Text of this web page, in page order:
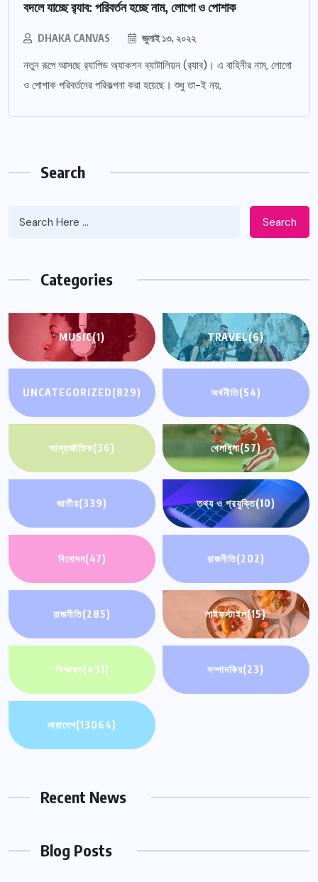
বদলে যাচ্ছে র‌্যাব: পরিবর্তন হচ্ছে নাম, লোগো ও পোশাক
DHAKA CANVAS জুলাই ১৩, ২০২২
নতুন রূপে আসছে র‌্যাপিড অ্যাকশন ব্যাটালিয়ন (র‌্যাব)। এ বাহিনীর নাম, লোগো
ও পোশাক পরিবর্তনের পরিকল্পনা করা হয়েছে। শুধু তা-ই নয়,
Search
Search
Categories
MUSIC(1) TRAVEL(6)
UNCATEGORIZED(829) অর্থনীতি(54)
আন্তর্জাতিক(36) খেলাধুলা(57)
জাতীয়(339) তথ্য ও প্রযুক্তি(10)
বিনোদন(47) রাজনীতি(202)
রাজনীতি(285) লাইফস্টাইল(15)
শিক্ষাঙ্গন(431) সম্পাদকিয়(23)
সারাদেশ(13064)
Recent News
Blog Posts